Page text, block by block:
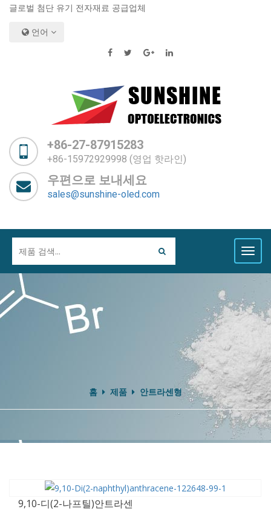
글로벌 첨단 유기 전자재료 공급업체
언어
+86-27-87915283
+86-15972929998 (영업 핫라인)
우편으로 보내세요
sales@sunshine-oled.com
홈 제품 안트라센형
9,10-디(2-나프틸)안트라센